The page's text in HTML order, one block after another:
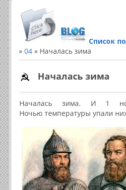
Список
» 04 » Началась зима
Началась зима
Началась зима. И 1
Ночью температуры упали